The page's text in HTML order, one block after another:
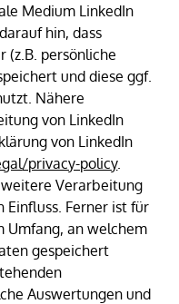
Medium LinkedIn
hin, dass
(z.B. persönliche
und diese ggf.
Nähere
von LinkedIn
von LinkedIn
/privacy-policy.
Verarbeitung
Einfluss. Ferner ist für
Umfang, an welchem
gespeichert
Auswertungen und